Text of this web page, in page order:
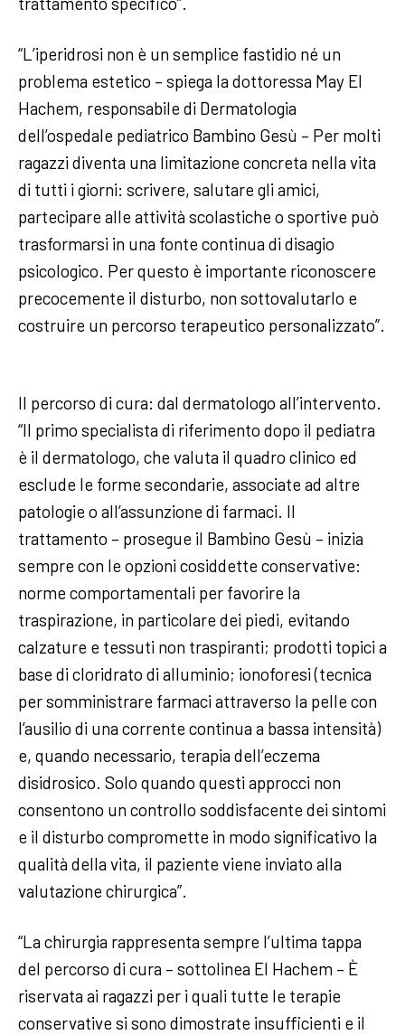
“L’iperidrosi non è un semplice fastidio né un
problema estetico – spiega la dottoressa May El
Hachem, responsabile di Dermatologia
dell’ospedale pediatrico Bambino Gesù – Per molti
ragazzi diventa una limitazione concreta nella vita
di tutti i giorni: scrivere, salutare gli amici,
partecipare alle attività scolastiche o sportive può
trasformarsi in una fonte continua di disagio
psicologico. Per questo è importante riconoscere
precocemente il disturbo, non sottovalutarlo e
costruire un percorso terapeutico personalizzato”.
Il percorso di cura: dal dermatologo all’intervento.
“Il primo specialista di riferimento dopo il pediatra
è il dermatologo, che valuta il quadro clinico ed
esclude le forme secondarie, associate ad altre
patologie o all’assunzione di farmaci. Il
trattamento – prosegue il Bambino Gesù – inizia
sempre con le opzioni cosiddette conservative:
norme comportamentali per favorire la
traspirazione, in particolare dei piedi, evitando
calzature e tessuti non traspiranti; prodotti topici a
base di cloridrato di alluminio; ionoforesi (tecnica
per somministrare farmaci attraverso la pelle con
l’ausilio di una corrente continua a bassa intensità)
e, quando necessario, terapia dell’eczema
disidrosico. Solo quando questi approcci non
consentono un controllo soddisfacente dei sintomi
e il disturbo compromette in modo significativo la
qualità della vita, il paziente viene inviato alla
valutazione chirurgica”.
“La chirurgia rappresenta sempre l’ultima tappa
del percorso di cura – sottolinea El Hachem – È
riservata ai ragazzi per i quali tutte le terapie
conservative si sono dimostrate insufficienti e il